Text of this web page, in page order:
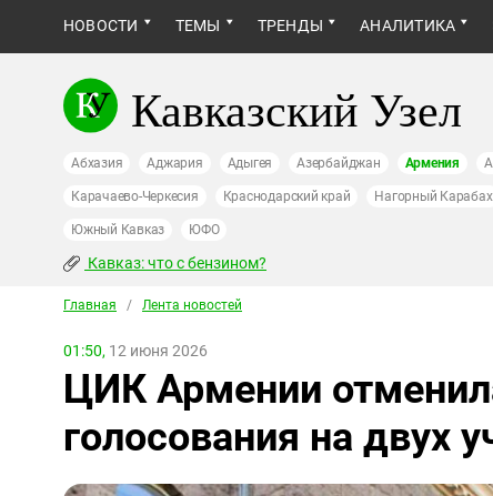
НОВОСТИ ТЕМЫ ТРЕНДЫ АНАЛИТИКА
Кавказский Узел
Абхазия Аджария Адыгея Азербайджан Армения
Карачаево-Черкесия Краснодарский край Нагорный Карабах
Южный Кавказ ЮФО
Кавказ: что с бензином?
Главная / Лента новостей
01:50, 12 июня 2026
ЦИК Армении
голосования на двух